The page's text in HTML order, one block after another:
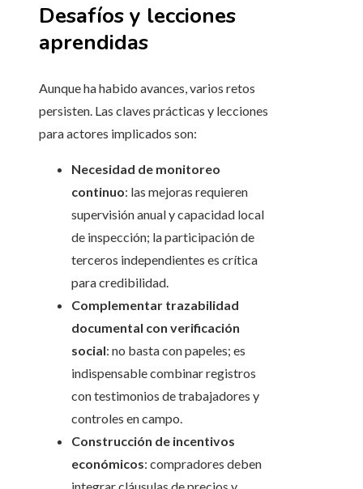
Desafíos y lecciones
aprendidas
Aunque ha habido avances, varios retos
persisten. Las claves prácticas y lecciones
para actores implicados son:
Necesidad de monitoreo
continuo: las mejoras requieren
supervisión anual y capacidad local
de inspección; la participación de
terceros independientes es crítica
para credibilidad.
Complementar trazabilidad
documental con verificación
social: no basta con papeles; es
indispensable combinar registros
con testimonios de trabajadores y
controles en campo.
Construcción de incentivos
económicos: compradores deben